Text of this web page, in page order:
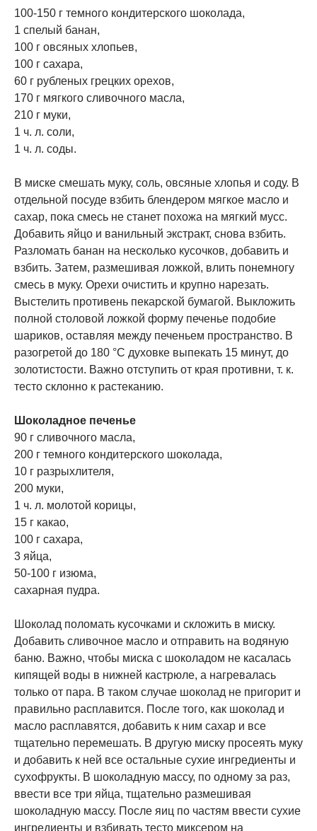
100-150 г темного кондитерского шоколада,
1 спелый банан,
100 г овсяных хлопьев,
100 г сахара,
60 г рубленых грецких орехов,
170 г мягкого сливочного масла,
210 г муки,
1 ч. л. соли,
1 ч. л. соды.
В миске смешать муку, соль, овсяные хлопья и соду. В
отдельной посуде взбить блендером мягкое масло и
сахар, пока смесь не станет похожа на мягкий мусс.
Добавить яйцо и ванильный экстракт, снова взбить.
Разломать банан на несколько кусочков, добавить и
взбить. Затем, размешивая ложкой, влить понемногу
смесь в муку. Орехи очистить и крупно нарезать.
Выстелить противень пекарской бумагой. Выкложить
полной столовой ложкой форму печенье подобие
шариков, оставляя между печеньем пространство. В
разогретой до 180 °C духовке выпекать 15 минут, до
золотистости. Важно отступить от края противни, т. к.
тесто склонно к растеканию.
Шоколадное печенье
90 г сливочного масла,
200 г темного кондитерского шоколада,
10 г разрыхлителя,
200 муки,
1 ч. л. молотой корицы,
15 г какао,
100 г сахара,
3 яйца,
50-100 г изюма,
сахарная пудра.
Шоколад поломать кусочками и скложить в миску.
Добавить сливочное масло и отправить на водяную
баню. Важно, чтобы миска с шоколадом не касалась
кипящей воды в нижней кастрюле, а нагревалась
только от пара. В таком случае шоколад не пригорит и
правильно расплавится. После того, как шоколад и
масло расплавятся, добавить к ним сахар и все
тщательно перемешать. В другую миску просеять муку
и добавить к ней все остальные сухие ингредиенты и
сухофрукты. В шоколадную массу, по одному за раз,
ввести все три яйца, тщательно размешивая
шоколадную массу. После яиц по частям ввести сухие
ингредиенты и взбивать тесто миксером на